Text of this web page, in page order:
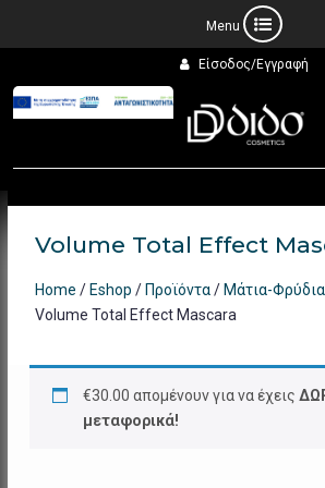
στο
περιεχόμενο
Είσοδος/Εγγραφή
Volume Total Effect
Home / Eshop / Προϊόντα/ Μάτια-Φρύδια
Volume Total Effect Mascara
€30.00 απομένουν για να έχεις
μεταφορικά!